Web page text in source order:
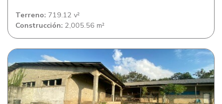
Terreno: 719.12 v²
Construcción: 2,005.56 m²